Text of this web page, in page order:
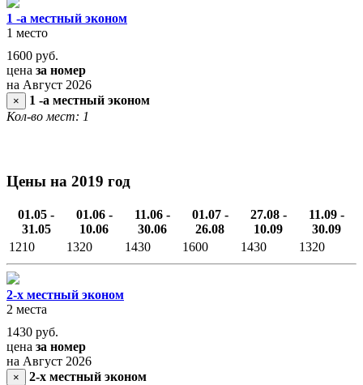
1 -а местный эконом
1 место
1600 руб.
цена за номер
на Август 2026
×
1 -а местный эконом
Кол-во мест: 1
Цены на 2019 год
01.05 -
31.05
01.06 -
10.06
11.06 -
30.06
01.07 -
26.08
27.08 -
10.09
11.09 -
30.09
1210
1320 1430 1600 1430 1320
2-х местный эконом
2 места
1430 руб.
цена за номер
на Август 2026
×
2-х местный эконом